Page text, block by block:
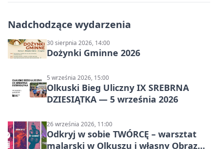
Nadchodzące wydarzenia
30 sierpnia 2026, 14:00
Dożynki Gminne 2026
5 września 2026, 15:00
Olkuski Bieg Uliczny IX SREBRNA
DZIESIĄTKA — 5 września 2026
26 września 2026, 11:00
Odkryj w sobie TWÓRCĘ – warsztat
malarski w Olkuszu i własny Obraz